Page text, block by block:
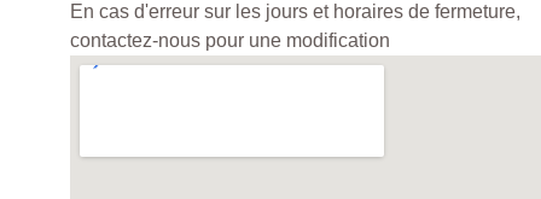
En cas d'erreur sur les jours et horaires de fermeture,
contactez-nous pour une modification